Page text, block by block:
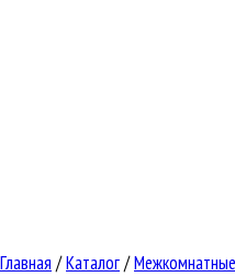
Главная /Каталог/